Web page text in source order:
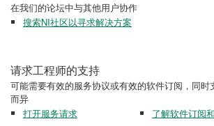
在我们的论坛中与其他用户协作
搜索NI社区以寻求解决方案
请求工程师的支持
可能需要有效的服务协议或有效的软件订阅，同
而异
打开服务请求
了解软件订阅